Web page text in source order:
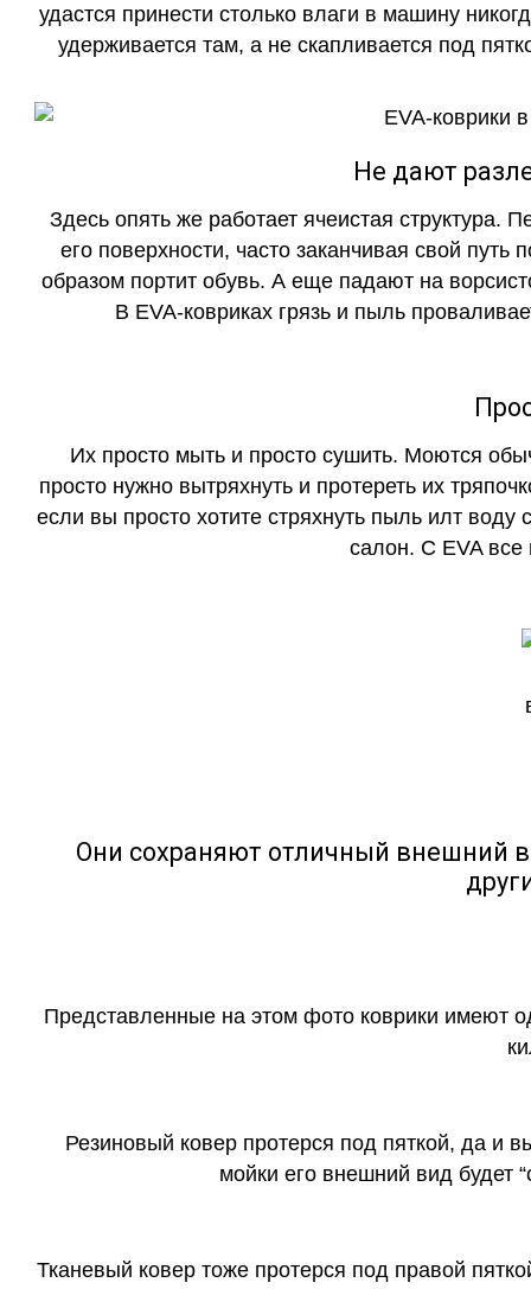
удастся принести столько влаги в машину
удерживается там, а не скапливается под
Не дают
Здесь опять же работает ячеистая структура.
его поверхности, часто заканчивая свой
образом портит обувь. А еще падают на
В EVA-ковриках грязь и пыль
Их просто мыть и просто сушить. Моются
просто нужно вытряхнуть и протереть их
если вы просто хотите стряхнуть пыль илт воду
салон. С EVA все
Они сохраняют отличный внешний
Представленные на этом фото коврики имеют
Резиновый ковер протерся под пяткой, да и
мойки его внешний вид будет
Тканевый ковер тоже протерся под правой